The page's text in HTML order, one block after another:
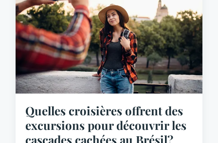
Quelles croisières offrent des
excursions pour découvrir les
cascades cachées au Brésil?